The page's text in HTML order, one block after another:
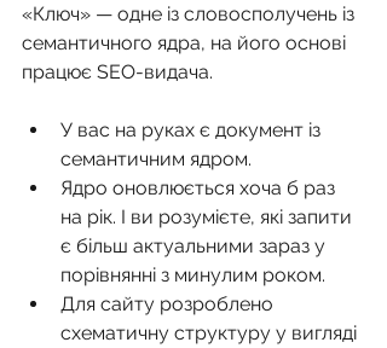
«Ключ» — одне із словосполучень із
семантичного ядра, на його основі
працює SEO-видача.
У вас на руках є документ із
семантичним ядром.
Ядро оновлюється хоча б раз
на рік. І ви розумієте, які запити
є більш актуальними зараз у
порівнянні з минулим роком.
Для сайту розроблено
схематичну структуру у вигляді